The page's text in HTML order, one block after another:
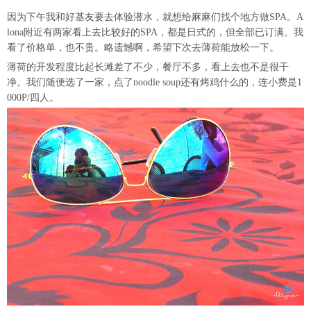
因为下午我和好基友要去体验潜水，就想给麻麻们找个地方做SPA。A
lona附近有两家看上去比较好的SPA，都是日式的，但全部已订满。我
看了价格单，也不贵。略遗憾啊，希望下次去薄荷能放松一下。
薄荷的开发程度比起长滩差了不少，餐厅不多，看上去也不是很干
净。我们随便选了一家，点了noodle soup还有烤鸡什么的，连小费是1
000P/四人。